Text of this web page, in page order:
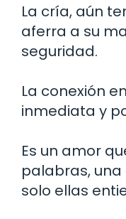
La cría, aún
aferra a su
seguridad.
La conexión
inmediata y
Es un amor
palabras,
solo ellas